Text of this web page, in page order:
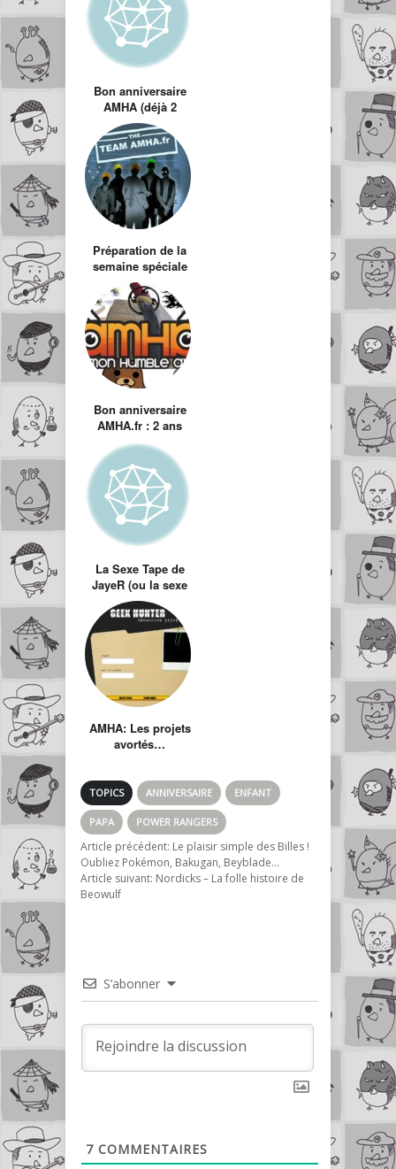
Bon anniversaire
AMHA (déjà 2
mois)
Préparation de la
semaine spéciale
AMHA
Bon anniversaire
AMHA.fr : 2 ans
déjà
La Sexe Tape de
JayeR (ou la sexe
tape d’un geek)
AMHA: Les projets
avortés…
TOPICS ANNIVERSAIRE ENFANT
PAPA POWER RANGERS
Article précédent: Le plaisir simple des Billes !
Oubliez Pokémon, Bakugan, Beyblade…
Article suivant: Nordicks – La folle histoire de
Beowulf
S’abonner
7 COMMENTAIRES